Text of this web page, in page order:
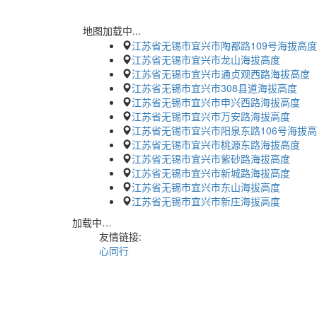
地图加载中...
江苏省无锡市宜兴市陶都路109号海拔高度
江苏省无锡市宜兴市龙山海拔高度
江苏省无锡市宜兴市通贞观西路海拔高度
江苏省无锡市宜兴市308县道海拔高度
江苏省无锡市宜兴市申兴西路海拔高度
江苏省无锡市宜兴市万安路海拔高度
江苏省无锡市宜兴市阳泉东路106号海拔
江苏省无锡市宜兴市桃源东路海拔高度
江苏省无锡市宜兴市紫砂路海拔高度
江苏省无锡市宜兴市新城路海拔高度
江苏省无锡市宜兴市东山海拔高度
江苏省无锡市宜兴市新庄海拔高度
加载中…
友情链接:
心同行